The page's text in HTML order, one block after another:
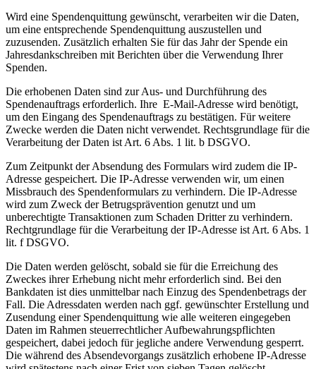
Wird eine Spendenquittung gewünscht, verarbeiten wir die Daten,
um eine entsprechende Spendenquittung auszustellen und
zuzusenden. Zusätzlich erhalten Sie für das Jahr der Spende ein
Jahresdankschreiben mit Berichten über die Verwendung Ihrer
Spenden.
Die erhobenen Daten sind zur Aus- und Durchführung des
Spendenauftrags erforderlich. Ihre E-Mail-Adresse wird benötigt,
um den Eingang des Spendenauftrags zu bestätigen. Für weitere
Zwecke werden die Daten nicht verwendet. Rechtsgrundlage für die
Verarbeitung der Daten ist Art. 6 Abs. 1 lit. b DSGVO.
Zum Zeitpunkt der Absendung des Formulars wird zudem die IP-
Adresse gespeichert. Die IP-Adresse verwenden wir, um einen
Missbrauch des Spendenformulars zu verhindern. Die IP-Adresse
wird zum Zweck der Betrugsprävention genutzt und um
unberechtigte Transaktionen zum Schaden Dritter zu verhindern.
Rechtgrundlage für die Verarbeitung der IP-Adresse ist Art. 6 Abs. 1
lit. f DSGVO.
Die Daten werden gelöscht, sobald sie für die Erreichung des
Zweckes ihrer Erhebung nicht mehr erforderlich sind. Bei den
Bankdaten ist dies unmittelbar nach Einzug des Spendenbetrags der
Fall. Die Adressdaten werden nach ggf. gewünschter Erstellung und
Zusendung einer Spendenquittung wie alle weiteren eingegeben
Daten im Rahmen steuerrechtlicher Aufbewahrungspflichten
gespeichert, dabei jedoch für jegliche andere Verwendung gesperrt.
Die während des Absendevorgangs zusätzlich erhobene IP-Adresse